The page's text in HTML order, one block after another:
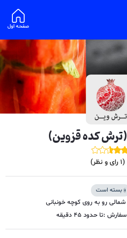
صفحه اول
کده قزوین)
(
1 رای و نظر)
بسته است
رو به روی کوچه خونبانی
سفارش :تا حدود 45 دقیقه